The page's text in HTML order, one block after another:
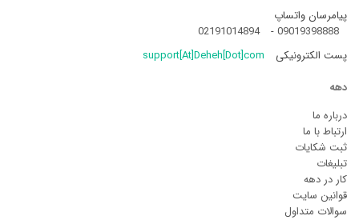
پیامرسان واتساپ
09019398888
-
02191014894
پست الکترونیکی
support[At]Deheh[Dot]com
دهه
درباره ما
ارتباط با ما
ثبت شکایات
تبلیغات
کار در دهه
قوانین سایت
سوالات متداول